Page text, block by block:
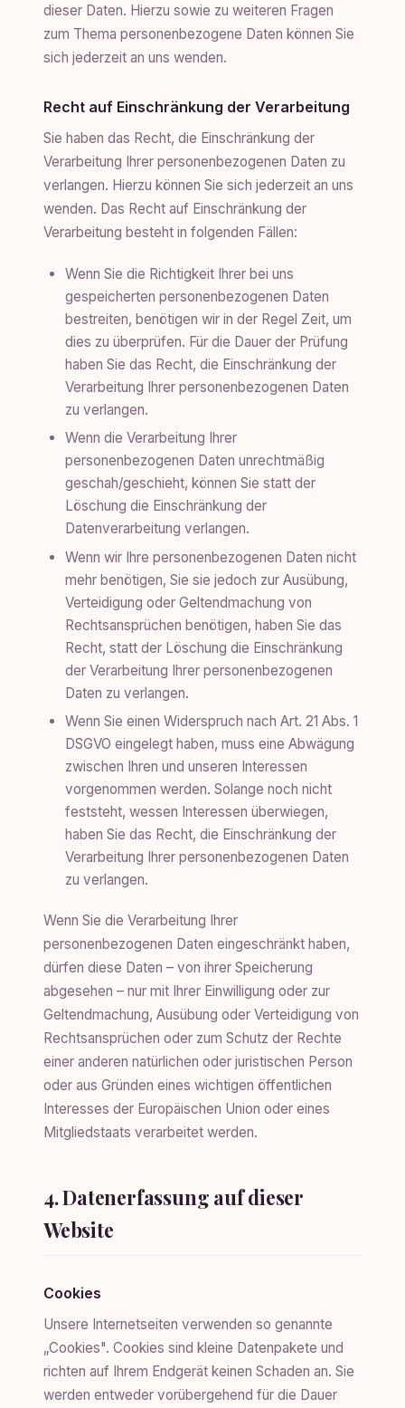
dieser Daten. Hierzu sowie zu weiteren Fragen
zum Thema personenbezogene Daten können Sie
sich jederzeit an uns wenden.
Recht auf Einschränkung der Verarbeitung
Sie haben das Recht, die Einschränkung der
Verarbeitung Ihrer personenbezogenen Daten zu
verlangen. Hierzu können Sie sich jederzeit an uns
wenden. Das Recht auf Einschränkung der
Verarbeitung besteht in folgenden Fällen:
Wenn Sie die Richtigkeit Ihrer bei uns
gespeicherten personenbezogenen Daten
bestreiten, benötigen wir in der Regel Zeit, um
dies zu überprüfen. Für die Dauer der Prüfung
haben Sie das Recht, die Einschränkung der
Verarbeitung Ihrer personenbezogenen Daten
zu verlangen.
Wenn die Verarbeitung Ihrer
personenbezogenen Daten unrechtmäßig
geschah/geschieht, können Sie statt der
Löschung die Einschränkung der
Datenverarbeitung verlangen.
Wenn wir Ihre personenbezogenen Daten nicht
mehr benötigen, Sie sie jedoch zur Ausübung,
Verteidigung oder Geltendmachung von
Rechtsansprüchen benötigen, haben Sie das
Recht, statt der Löschung die Einschränkung
der Verarbeitung Ihrer personenbezogenen
Daten zu verlangen.
Wenn Sie einen Widerspruch nach Art. 21 Abs. 1
DSGVO eingelegt haben, muss eine Abwägung
zwischen Ihren und unseren Interessen
vorgenommen werden. Solange noch nicht
feststeht, wessen Interessen überwiegen,
haben Sie das Recht, die Einschränkung der
Verarbeitung Ihrer personenbezogenen Daten
zu verlangen.
Wenn Sie die Verarbeitung Ihrer
personenbezogenen Daten eingeschränkt haben,
dürfen diese Daten – von ihrer Speicherung
abgesehen – nur mit Ihrer Einwilligung oder zur
Geltendmachung, Ausübung oder Verteidigung von
Rechtsansprüchen oder zum Schutz der Rechte
einer anderen natürlichen oder juristischen Person
oder aus Gründen eines wichtigen öffentlichen
Interesses der Europäischen Union oder eines
Mitgliedstaats verarbeitet werden.
4. Datenerfassung auf dieser
Website
Cookies
Unsere Internetseiten verwenden so genannte
„Cookies". Cookies sind kleine Datenpakete und
richten auf Ihrem Endgerät keinen Schaden an. Sie
werden entweder vorübergehend für die Dauer